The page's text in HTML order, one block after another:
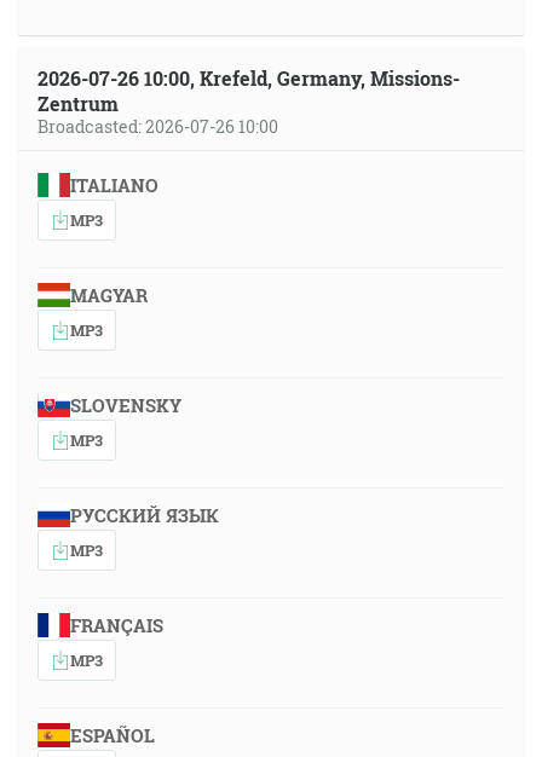
2026-07-26 10:00, Krefeld, Germany, Missions-
Zentrum
Broadcasted: 2026-07-26 10:00
ITALIANO
MP3
MAGYAR
MP3
SLOVENSKY
MP3
РУССКИЙ ЯЗЫК
MP3
FRANÇAIS
MP3
ESPAÑOL